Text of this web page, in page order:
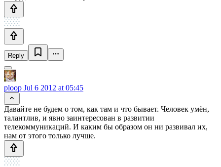
Reply
ploop Jul 6 2012 at 05:45
Давайте не будем о том, как там и что бывает. Человек умён,
талантлив, и явно заинтересован в развитии
телекоммуникаций. И каким бы образом он ни развивал их,
нам от этого только лучше.